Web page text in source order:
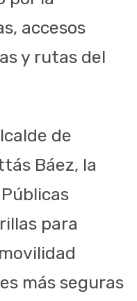
accesos
y rutas del
de
Báez, la
para
más seguras